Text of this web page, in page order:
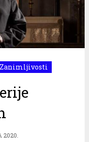
Zanimljivosti
2020.